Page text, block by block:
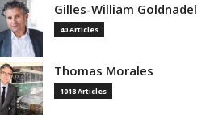
Gilles-William Goldnadel
40 Articles
Thomas Morales
1018 Articles